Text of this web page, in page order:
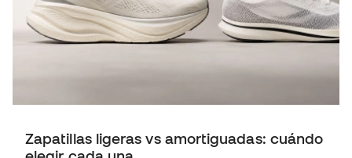
Zapatillas ligeras vs amortiguadas: cuándo